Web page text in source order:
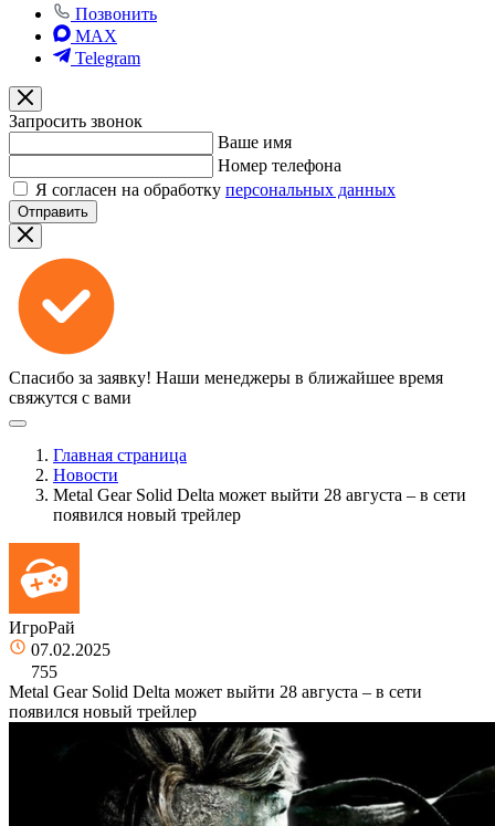
Позвонить
MAX
Telegram
Запросить звонок
Ваше имя
Номер телефона
Я согласен на обработку персональных данных
Отправить
Спасибо за заявку! Наши менеджеры в ближайшее время
свяжутся с вами
Главная страница
Новости
Metal Gear Solid Delta может выйти 28 августа – в сети
появился новый трейлер
ИгроРай
07.02.2025
755
Metal Gear Solid Delta может выйти 28 августа – в сети
появился новый трейлер